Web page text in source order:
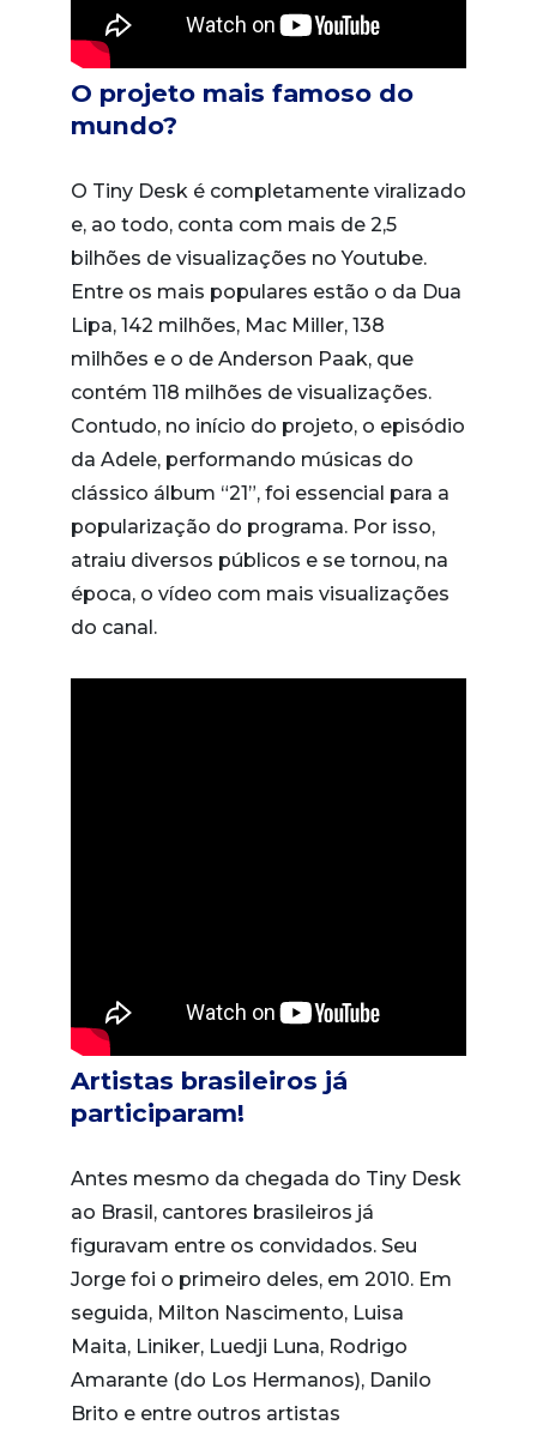
O projeto mais famoso do
mundo?
O Tiny Desk é completamente viralizado
e, ao todo, conta com mais de 2,5
bilhões de visualizações no Youtube.
Entre os mais populares estão o da Dua
Lipa, 142 milhões, Mac Miller, 138
milhões e o de Anderson Paak, que
contém 118 milhões de visualizações.
Contudo, no início do projeto, o episódio
da Adele, performando músicas do
clássico álbum “21”, foi essencial para a
popularização do programa. Por isso,
atraiu diversos públicos e se tornou, na
época, o vídeo com mais visualizações
do canal.
Artistas brasileiros já
participaram!
Antes mesmo da chegada do Tiny Desk
ao Brasil, cantores brasileiros já
figuravam entre os convidados. Seu
Jorge foi o primeiro deles, em 2010. Em
seguida, Milton Nascimento, Luisa
Maita, Liniker, Luedji Luna, Rodrigo
Amarante (do Los Hermanos), Danilo
Brito e entre outros artistas